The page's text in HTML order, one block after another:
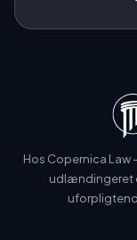
Hos Copernica Law
udlændingeret